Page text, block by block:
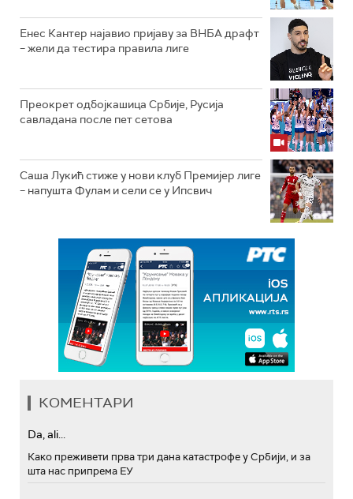
Енес Кантер најавио пријаву за ВНБА драфт
– жели да тестира правила лиге
Преокрет одбојкашица Србије, Русија
савладана после пет сетова
Саша Лукић стиже у нови клуб Премијер лиге
– напушта Фулам и сели се у Ипсвич
КОМЕНТАРИ
Da, ali...
Како преживети прва три дана катастрофе у Србији, и за
шта нас припрема ЕУ